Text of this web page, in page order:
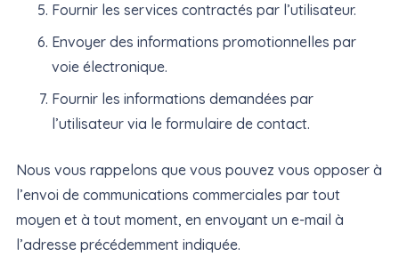
Fournir les services contractés par l’utilisateur.
Envoyer des informations promotionnelles par
voie électronique.
Fournir les informations demandées par
l’utilisateur via le formulaire de contact.
Nous vous rappelons que vous pouvez vous opposer à
l’envoi de communications commerciales par tout
moyen et à tout moment, en envoyant un e-mail à
l’adresse précédemment indiquée.